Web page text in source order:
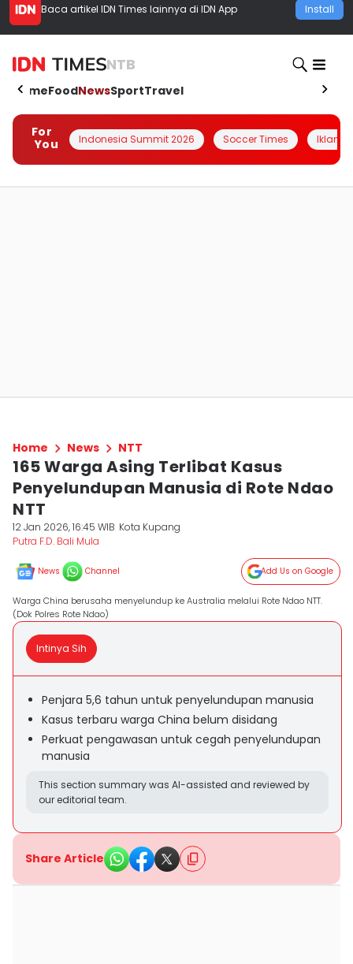
Baca artikel IDN Times lainnya di IDN App Install
NTB
HomeFoodNewsSportTravel
For
You
Indonesia Summit 2026 Soccer Times Iklanin
Home News NTT
165 Warga Asing Terlibat Kasus
Penyelundupan Manusia di Rote Ndao
NTT
12 Jan 2026, 16:45 WIB Kota Kupang
Putra F.D. Bali Mula
News Channel Add Us on Google
Warga China berusaha menyelundup ke Australia melalui Rote Ndao NTT.
(Dok Polres Rote Ndao)
Intinya Sih
Penjara 5,6 tahun untuk penyelundupan manusia
Kasus terbaru warga China belum disidang
Perkuat pengawasan untuk cegah penyelundupan
manusia
This section summary was AI-assisted and reviewed by
our editorial team.
Share Article